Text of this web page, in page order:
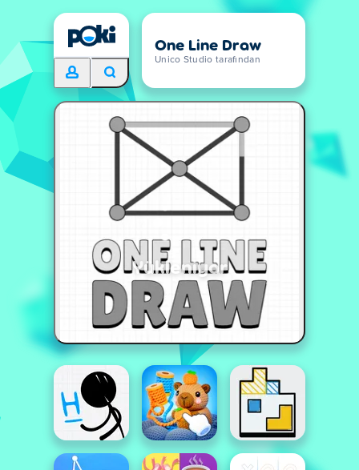
One Line Draw
Unico Studio tarafından
Yükleniyor